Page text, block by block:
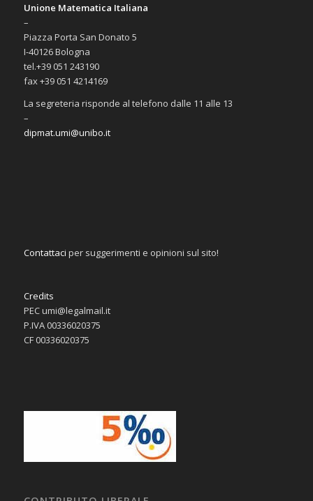
Unione Matematica Italiana
–
Piazza Porta San Donato 5
I-40126 Bologna
tel.+39 051 243190
fax +39 051 4214169
La segreteria risponde al telefono dalle 11 alle 13
–
dipmat.umi@unibo.it
Contattaci per suggerimenti e opinioni sul sito!
Credits
PEC umi@legalmail.it
P.IVA 00336020375
CF 00336020375